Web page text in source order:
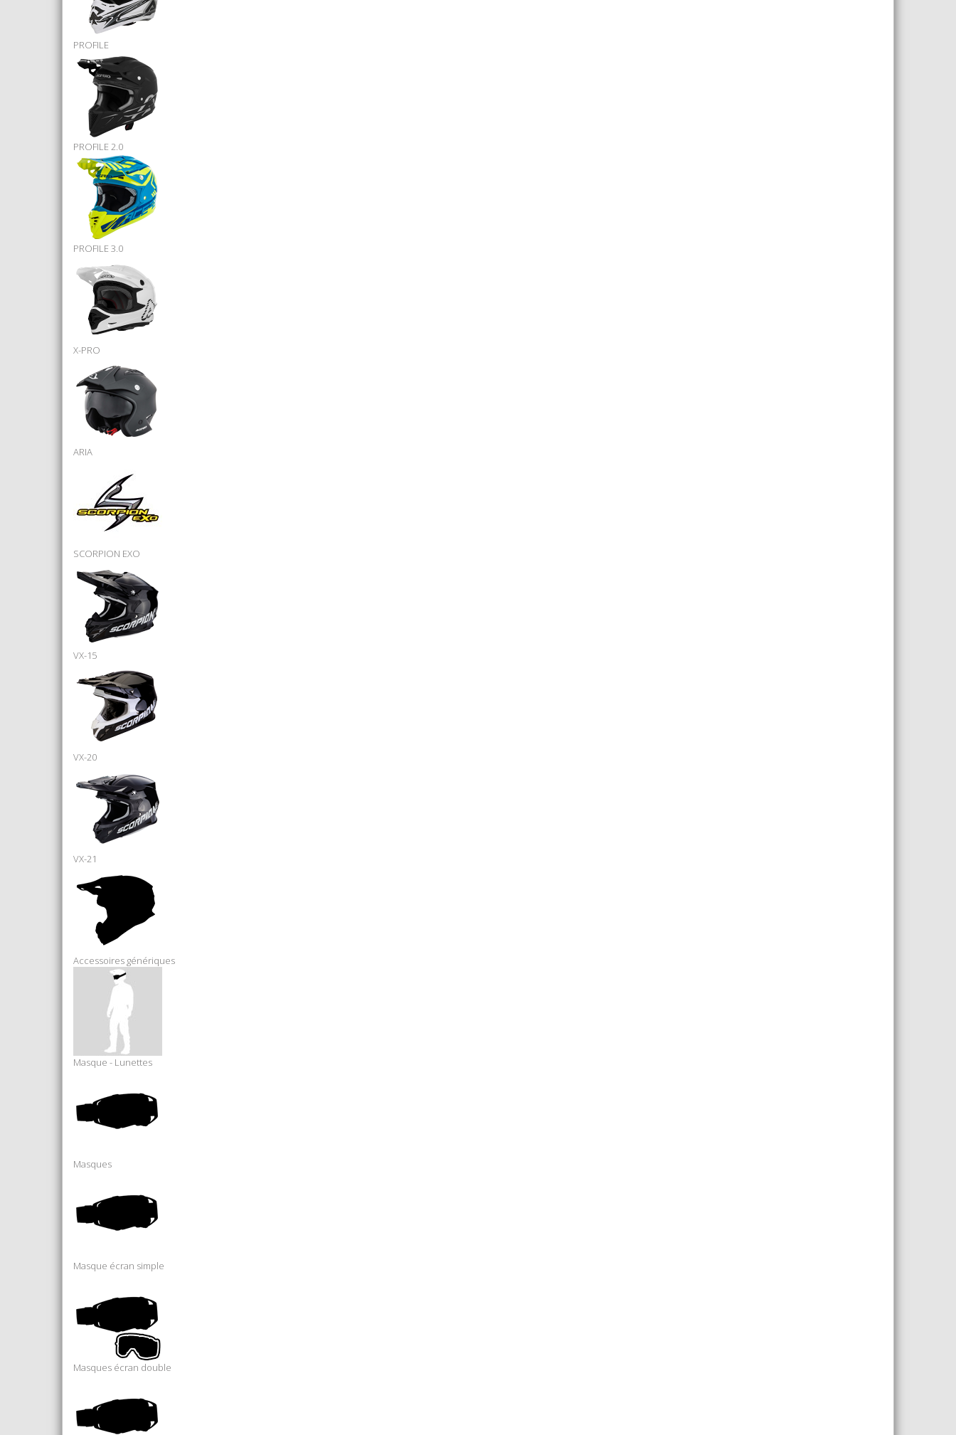
PROFILE
PROFILE 2.0
PROFILE 3.0
X-PRO
ARIA
SCORPION EXO
VX-15
VX-20
VX-21
Accessoires génériques
Masque - Lunettes
Masques
Masque écran simple
Masques écran double